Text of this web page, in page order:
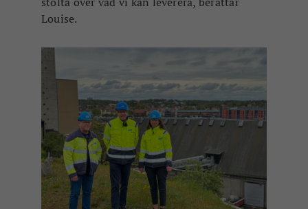
Louise.